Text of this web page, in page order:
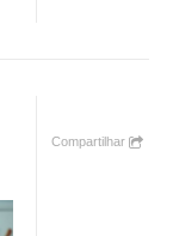
Compartilhar